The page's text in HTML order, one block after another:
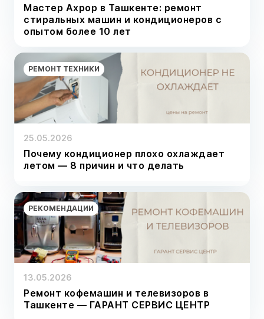
Мастер Ахрор в Ташкенте: ремонт
стиральных машин и кондиционеров с
опытом более 10 лет
РЕМОНТ ТЕХНИКИ
25.05.2026
Почему кондиционер плохо охлаждает
летом — 8 причин и что делать
РЕКОМЕНДАЦИИ
13.05.2026
Ремонт кофемашин и телевизоров в
Ташкенте — ГАРАНТ СЕРВИС ЦЕНТР